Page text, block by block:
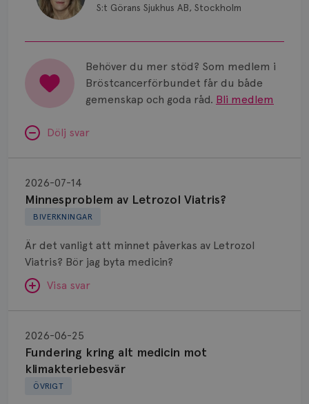
S:t Görans Sjukhus AB, Stockholm
Behöver du mer stöd? Som medlem i
Bröstcancerförbundet får du både
gemenskap och goda råd. Bli medlem
Dölj svar
BIVERKNINGAR
Minnesproblem av Letrozol Viatris?
2026-07-14
Är det vanligt att minnet påverkas av Letrozol
Viatris? Bör jag byta medicin?
Visa svar
SVAR:
Hej. Oavsett vilken hormonsänkande behandling
(men även cytostatika) man får så kan en del
uppleva negativ påverkan på minnet. Prata din
Letrozol
Viatris?
ÖVRIGT
Fundering kring alt medicin mot
klimakteriebesvär
2026-06-25
kring
medicin